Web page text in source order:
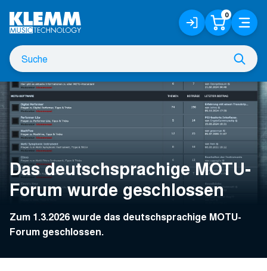
Hauptinhalt
Suche
nach
Anmelden
/
Registrieren
0 Menü
Das deutschsprachige MOTU-
Forum wurde geschlossen
Zum 1.3.2026 wurde das deutschsprachige MOTU-
Forum geschlossen.